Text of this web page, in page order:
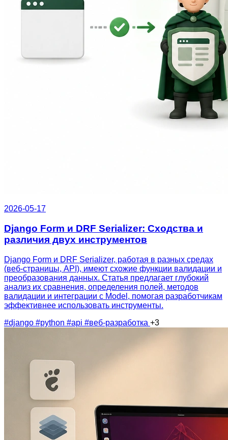
2026-05-17
Django Form и DRF Serializer: Сходства и
различия двух инструментов
Django Form и DRF Serializer, работая в разных средах
(веб-страницы, API), имеют схожие функции валидации и
преобразования данных. Статья предлагает глубокий
анализ их сравнения, определения полей, методов
валидации и интеграции с Model, помогая разработчикам
эффективнее использовать инструменты.
#django #python #api #веб-разработка +3